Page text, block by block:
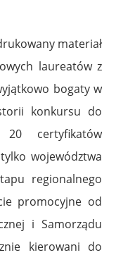
materiał
laureatów z
bogaty w
konkursu do
20 certyfikatów
województwa
regionalnego
promocyjne od
i Samorządu
kierowani do